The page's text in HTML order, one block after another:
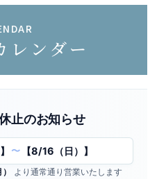
レンダー
止のお知らせ
〜 【8/16（日）】
より通常通り営業いたします